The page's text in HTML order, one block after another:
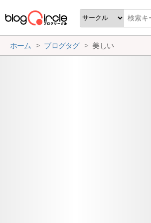
ホーム ブログタグ 美しい